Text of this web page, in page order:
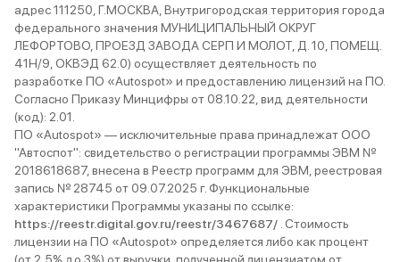
адрес 111250, Г.МОСКВА, Внутригородская территория города
федерального значения МУНИЦИПАЛЬНЫЙ ОКРУГ
ЛЕФОРТОВО, ПРОЕЗД ЗАВОДА СЕРП И МОЛОТ, Д. 10, ПОМЕЩ.
41Н/9, ОКВЭД 62.0) осуществляет деятельность по
разработке ПО «Autospot» и предоставлению лицензий на ПО.
Согласно Приказу Минцифры от 08.10.22, вид деятельности
(код): 2.01.
ПО «Autospot» — исключительные права принадлежат ООО
"Автоспот": свидетельство о регистрации программы ЭВМ №
2018618687, внесена в Реестр программ для ЭВМ, реестровая
запись № 28745 от 09.07.2025 г. Функциональные
характеристики Программы указаны по ссылке:
https://reestr.digital.gov.ru/reestr/3467687/ . Стоимость
лицензии на ПО «Autospot» определяется либо как процент